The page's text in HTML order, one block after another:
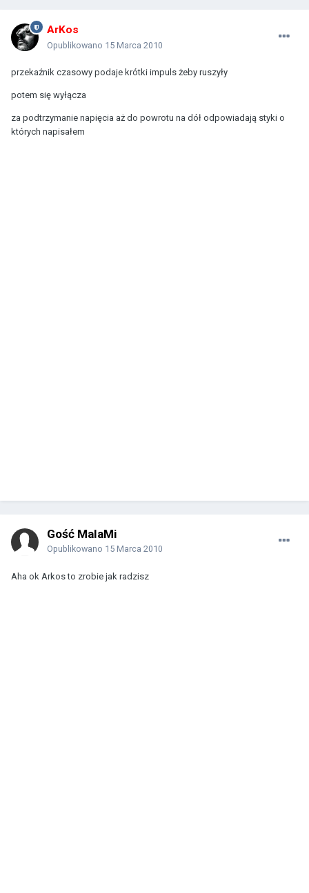
ArKos
Opublikowano 15 Marca 2010
przekaźnik czasowy podaje krótki impuls żeby ruszyły
potem się wyłącza
za podtrzymanie napięcia aż do powrotu na dół odpowiadają styki o
których napisałem
Gość MalaMi
Opublikowano 15 Marca 2010
Aha ok Arkos to zrobie jak radzisz